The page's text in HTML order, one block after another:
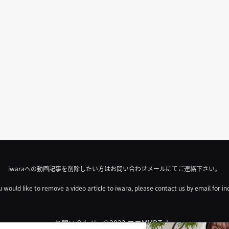
iwaraへの動画記事を削除したい方はお問い合わせメールにてご連絡下さい。
would like to remove a video article to iwara, please contact us by email for
お問い合わせ ©2022 エロMMDTube